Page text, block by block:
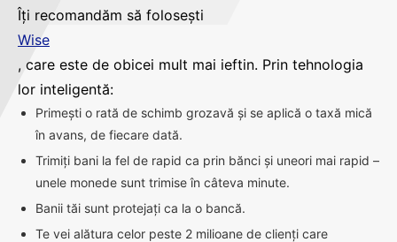
Îți recomandăm să folosești
Wise
, care este de obicei mult mai ieftin. Prin tehnologia
lor inteligentă:
Primești o rată de schimb grozavă și se aplică o taxă mică
în avans, de fiecare dată.
Trimiți bani la fel de rapid ca prin bănci și uneori mai rapid –
unele monede sunt trimise în câteva minute.
Banii tăi sunt protejați ca la o bancă.
Te vei alătura celor peste 2 milioane de clienți care